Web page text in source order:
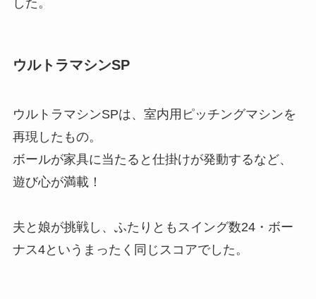
した。
ウルトラマシンSP
ウルトラマシンSPは、室内用ピッチングマシンを
再現したもの。
ボールが家具に当たると仕掛けが発動するなど、
遊び心が満載！
夫と娘が挑戦し、ふたりともスイング数24・ボー
ナス4というまったく同じスコアでした。